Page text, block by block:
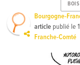
BOIS
Bourgogne-
article publié le
Franche-Comté